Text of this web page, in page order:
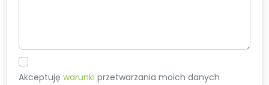
Akceptujęwarunki przetwarzania moich danych